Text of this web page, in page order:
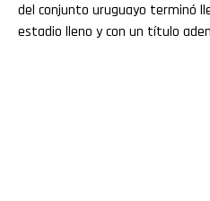
del conjunto uruguayo terminó
estadio lleno y con un título